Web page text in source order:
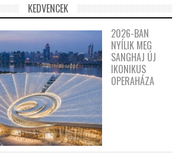
KEDVENCEK
2026-BAN
NYÍLIK MEG
SANGHAJ ÚJ
IKONIKUS
OPERAHÁZA